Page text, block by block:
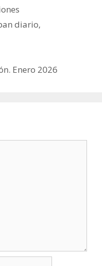
diario,
Enero 2026